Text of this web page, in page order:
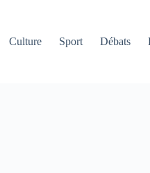
Culture Sport Débats